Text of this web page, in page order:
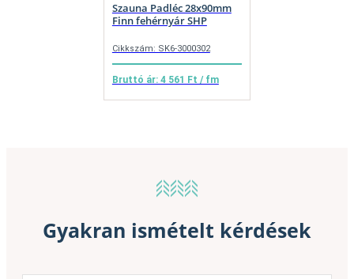
Szauna Padléc 28x90mm
Finn fehérnyár SHP
Cikkszám: SK6-3000302
Bruttó ár: 4 561 Ft / fm
Gyakran ismételt kérdések